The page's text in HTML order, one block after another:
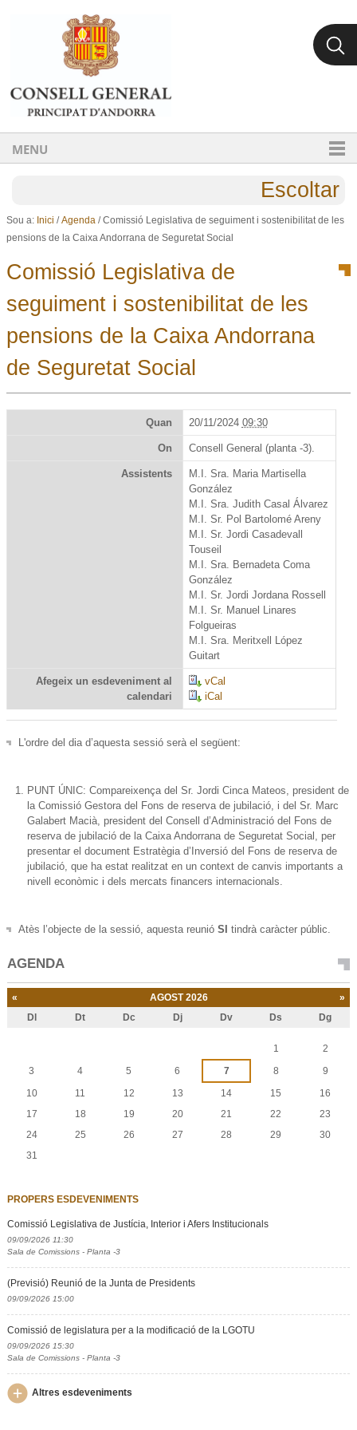
Ves al contingut.
Salta a la navegació
MENU
Escoltar
Sou a: Inici /Agenda /Comissió Legislativa de seguiment i sostenibilitat de les
pensions de la Caixa Andorrana de Seguretat Social
Comissió Legislativa de
seguiment i sostenibilitat de les
pensions de la Caixa Andorrana
de Seguretat Social
Quan 20/11/2024 09:30
On Consell General (planta -3).
Assistents
M.I. Sra. Maria Martisella
González
M.I. Sra. Judith Casal Álvarez
M.I. Sr. Pol Bartolomé Areny
M.I. Sr. Jordi Casadevall
Touseil
M.I. Sra. Bernadeta Coma
González
M.I. Sr. Jordi Jordana Rossell
M.I. Sr. Manuel Linares
Folgueiras
M.I. Sra. Meritxell López
Guitart
Afegeix un esdeveniment al
calendari
vCal
iCal
L'ordre del dia d’aquesta sessió serà el següent:
PUNT ÚNIC: Compareixença del Sr. Jordi Cinca Mateos, president de
la Comissió Gestora del Fons de reserva de jubilació, i del Sr. Marc
Galabert Macià, president del Consell d’Administració del Fons de
reserva de jubilació de la Caixa Andorrana de Seguretat Social, per
presentar el document Estratègia d’Inversió del Fons de reserva de
jubilació, que ha estat realitzat en un context de canvis importants a
nivell econòmic i dels mercats financers internacionals.
Atès l’objecte de la sessió, aquesta reunióSI tindrà caràcter públic.
AGENDA
« AGOST 2026 »
Dl Dt Dc Dj Dv Ds Dg
1
2
3
4 5 6 7 8
9
10
11 12 13 14 15
16
17
18 19 20 21 22
23
24
25 26 27 28 29
30
31
PROPERS ESDEVENIMENTS
Comissió Legislativa de Justícia, Interior i Afers Institucionals
09/09/2026 11:30
Sala de Comissions - Planta -3
(Previsió) Reunió de la Junta de Presidents
09/09/2026 15:00
Comissió de legislatura per a la modificació de la LGOTU
09/09/2026 15:30
Sala de Comissions - Planta -3
Altres esdeveniments